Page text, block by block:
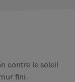
contre le soleil
fini.